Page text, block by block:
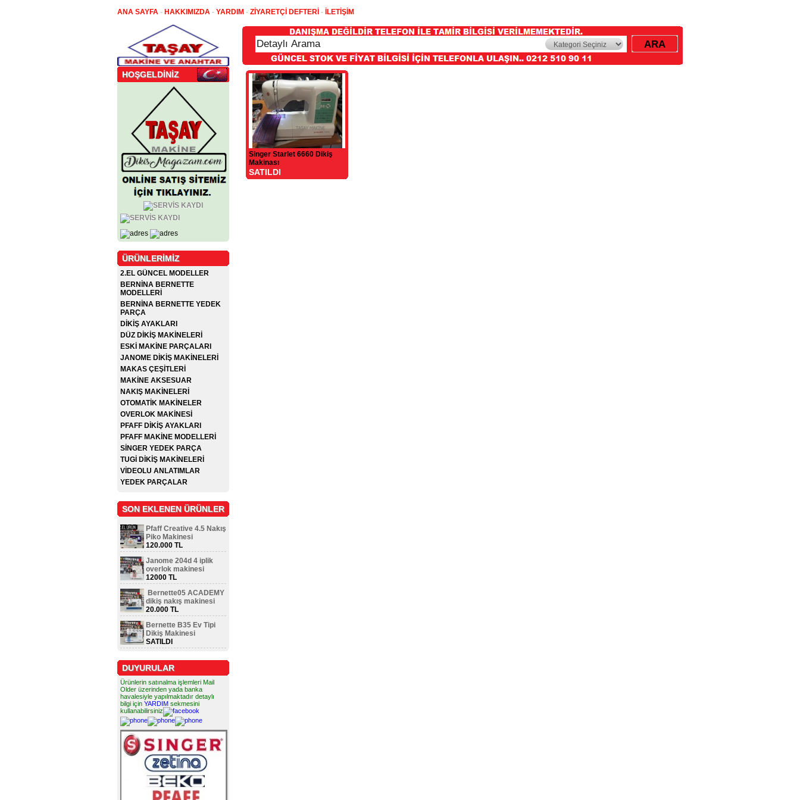
ANA SAYFA - HAKKIMIZDA - YARDIM - ZİYARETÇİ DEFTERİ - İLETİŞİM
HOŞGELDİNİZ
ÜRÜNLERİMİZ
2.EL GÜNCEL MODELLER
BERNİNA BERNETTE
MODELLERİ
BERNİNA BERNETTE YEDEK
PARÇA
DİKİŞ AYAKLARI
DÜZ DİKİŞ MAKİNELERİ
ESKİ MAKİNE PARÇALARI
JANOME DİKİŞ MAKİNELERİ
MAKAS ÇEŞİTLERİ
MAKİNE AKSESUAR
NAKIŞ MAKİNELERİ
OTOMATİK MAKİNELER
OVERLOK MAKİNESİ
PFAFF DİKİŞ AYAKLARI
PFAFF MAKİNE MODELLERİ
SİNGER YEDEK PARÇA
TUGİ DİKİŞ MAKİNELERİ
VİDEOLU ANLATIMLAR
YEDEK PARÇALAR
SON EKLENEN ÜRÜNLER
Pfaff Creative 4.5 Nakış
Piko Makinesi
120.000 TL
Janome 204d 4 iplik
overlok makinesi
12000 TL
Bernette05 ACADEMY
dikiş nakış makinesi
20.000 TL
Bernette B35 Ev Tipi
Dikiş Makinesi
SATILDI
DUYURULAR
Ürünlerin satınalma işlemleri Mail
Older üzerinden yada banka
havalesiyle yapılmaktadır detaylı
bilgi için YARDIM sekmesini
kullanabilirsiniz
Singer Starlet 6660 Dikiş
Makinası
SATILDI